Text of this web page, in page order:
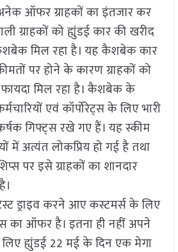
ऑफर ग्राहकों का इंतजार कर
ग्राहकों को ह्युंडई कार की खरीद
मिल रहा है। यह कैशबेक कार
पर होने के कारण ग्राहकों को
मिल रहा है। कैशबेक के
एवं कॉर्पोरेट्स के लिए भारी
गिफ्ट्स रखे गए हैं। यह स्कीम
में अत्यंत लोकप्रिय हो गई है तथा
पर इसे ग्राहकों का शानदार
ड्राइव करने आए कस्टमर्स के लिए
का ऑफर है। इतना ही नहीं अपने
ह्युंडई 22 मई के दिन एक मेगा